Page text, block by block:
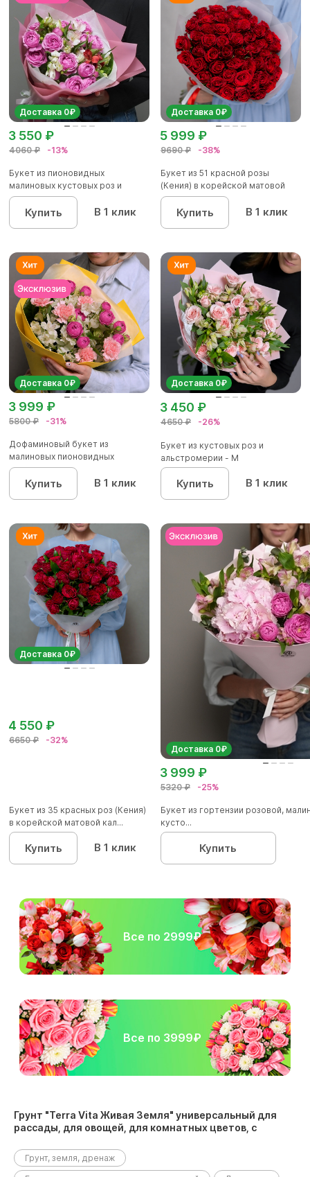
Доставка 0₽
4060 ₽ -13%
3 550 ₽
Букет из пионовидных
малиновых кустовых роз и
альстроме...
Купить В 1 клик
Доставка 0₽
9690 ₽ -38%
5 999 ₽
Букет из 51 красной розы
(Кения) в корейской матовой
уп...
Купить В 1 клик
Доставка 0₽
5800 ₽ -31%
3 999 ₽
Дофаминовый букет из
малиновых пионовидных
кустовых роз...
Купить В 1 клик
Доставка 0₽
4650 ₽ -26%
3 450 ₽
Букет из кустовых роз и
альстромерии - М
Купить В 1 клик
Доставка 0₽
6650 ₽ -32%
4 550 ₽
Букет из 35 красных роз (Кения)
в корейской матовой кал...
Купить В 1 клик
Доставка 0₽
5320 ₽ -25%
3 999 ₽
Букет из гортензии розовой,
кусто...
Купить
Все по 2999₽
Все по 3999₽
Грунт "Terra Vita Живая Земля" универсальный для
рассады, для овощей, для комнатных цветов, с
Грунт, земля, дренаж